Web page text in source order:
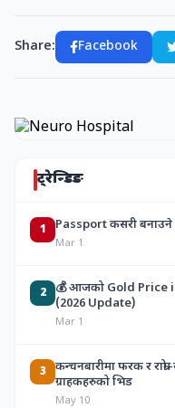
Share: Facebook
ट्रेन्डिङ
1 Passport कसरी
Mar 1
2
💰 आजको Gold Price
(2026 Update)
Mar 1
3
कन्चनबारीमा फरक र
ग्राहकहरुको भिड
May 10